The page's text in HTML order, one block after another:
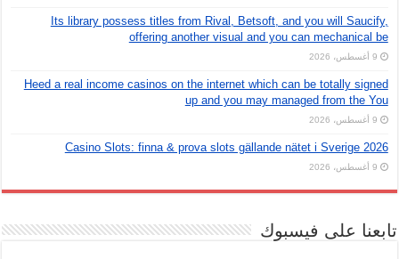
Its library possess titles from Rival, Betsoft, and you will Saucify,
offering another visual and you can mechanical be
9 أغسطس، 2026
Heed a real income casinos on the internet which can be totally signed
up and you may managed from the You
9 أغسطس، 2026
Casino Slots: finna & prova slots gällande nätet i Sverige 2026
9 أغسطس، 2026
تابعنا على فيسبوك